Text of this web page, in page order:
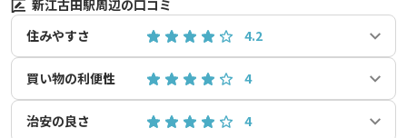
新江古田駅周辺の口コミ
住みやすさ
4.2
買い物の利便性 4
治安の良さ 4